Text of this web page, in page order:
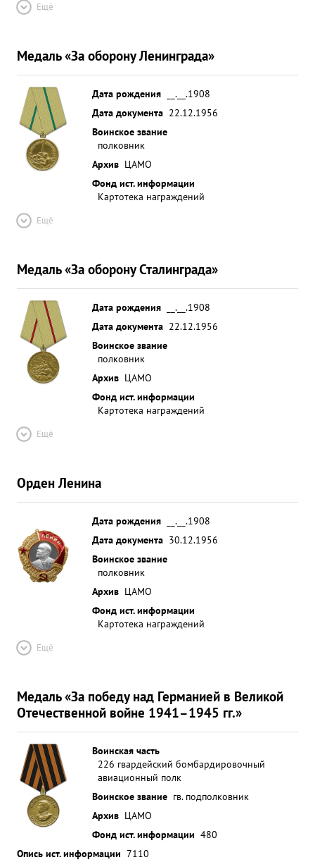
Ещё
Медаль «За оборону Ленинграда»
Дата рождения
__.__.1908
Дата документа 22.12.1956
Воинское звание
полковник
Архив ЦАМО
Фонд ист. информации
Картотека награждений
Ещё
Медаль «За оборону Сталинграда»
Дата рождения
__.__.1908
Дата документа 22.12.1956
Воинское звание
полковник
Архив ЦАМО
Фонд ист. информации
Картотека награждений
Ещё
Орден Ленина
Дата рождения
__.__.1908
Дата документа 30.12.1956
Воинское звание
полковник
Архив ЦАМО
Фонд ист. информации
Картотека награждений
Ещё
Медаль «За победу над Германией в Великой
Отечественной войне 1941–1945 гг.»
Воинская часть
226 гвардейский бомбардировочный
авиационный полк
Воинское звание гв. подполковник
Архив ЦАМО
Фонд ист. информации 480
Опись ист. информации 7110